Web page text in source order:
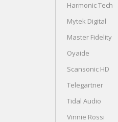
Harmonic Tech
Mytek Digital
Master Fidelity
Oyaide
Scansonic HD
Telegartner
Tidal Audio
Vinnie Rossi